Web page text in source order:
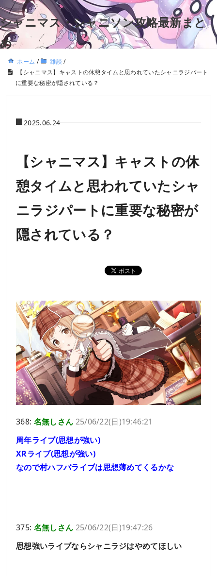
シャニマス・シャニソン攻略最新まと
め
ホーム / 雑談 /
【シャニマス】キャストの休憩タイムと思われていたシャニラジパート
に重要な秘密が隠されている？
2025.06.24
【シャニマス】キャストの休
憩タイムと思われていたシャ
ニラジパートに重要な秘密が
隠されている？
368: 名無しさん 25/06/22(日)19:46:21
周年ライブ(思想が強い)
XRライブ(思想が強い)
なので村ハフバライブは思想薄めてくるかな
375: 名無しさん 25/06/22(日)19:47:26
思想強いライブならシャニラジはやめてほしい